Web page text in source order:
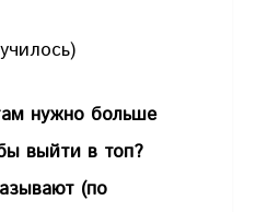
нужно больше
выйти в топ?
(по